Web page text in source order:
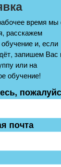
время мы
расскажем
и, если
запишем Вас
или на
обучение!
почта